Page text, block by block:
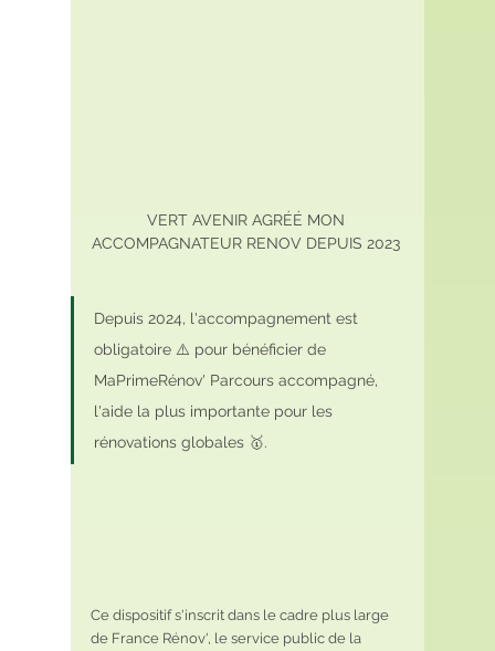
VERT AVENIR AGRÉÉ MON
ACCOMPAGNATEUR RENOV DEPUIS 2023
Depuis 2024, l'accompagnement est
obligatoire ⚠️ pour bénéficier de
MaPrimeRénov' Parcours accompagné,
l'aide la plus importante pour les
rénovations globales 🥇.
Ce dispositif s'inscrit dans le cadre plus large
de France Rénov', le service public de la